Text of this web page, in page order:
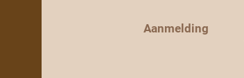
Aanmelding